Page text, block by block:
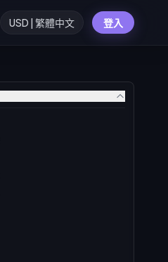
USD | 繁體中文 登入